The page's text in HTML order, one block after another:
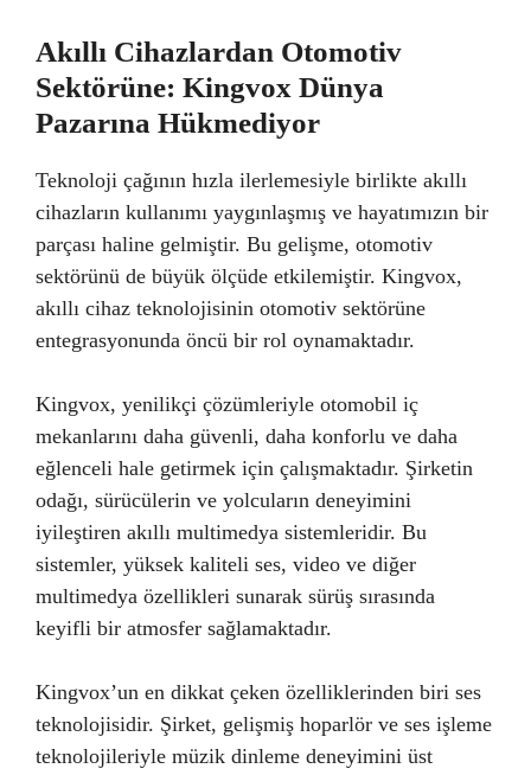
Akıllı Cihazlardan Otomotiv
Sektörüne: Kingvox Dünya
Pazarına Hükmediyor
Teknoloji çağının hızla ilerlemesiyle birlikte akıllı
cihazların kullanımı yaygınlaşmış ve hayatımızın bir
parçası haline gelmiştir. Bu gelişme, otomotiv
sektörünü de büyük ölçüde etkilemiştir. Kingvox,
akıllı cihaz teknolojisinin otomotiv sektörüne
entegrasyonunda öncü bir rol oynamaktadır.
Kingvox, yenilikçi çözümleriyle otomobil iç
mekanlarını daha güvenli, daha konforlu ve daha
eğlenceli hale getirmek için çalışmaktadır. Şirketin
odağı, sürücülerin ve yolcuların deneyimini
iyileştiren akıllı multimedya sistemleridir. Bu
sistemler, yüksek kaliteli ses, video ve diğer
multimedya özellikleri sunarak sürüş sırasında
keyifli bir atmosfer sağlamaktadır.
Kingvox’un en dikkat çeken özelliklerinden biri ses
teknolojisidir. Şirket, gelişmiş hoparlör ve ses işleme
teknolojileriyle müzik dinleme deneyimini üst